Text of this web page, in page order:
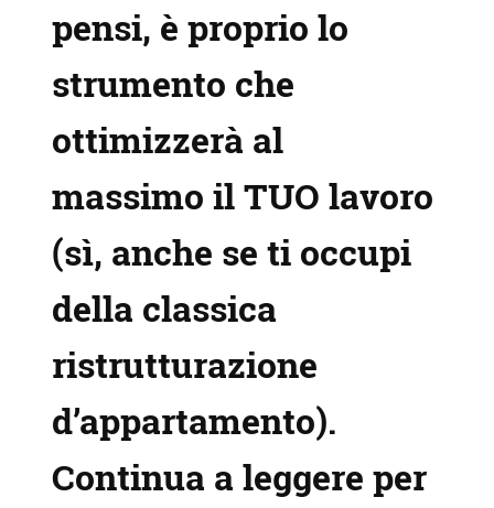
pensi, è proprio lo
strumento che
ottimizzerà al
massimo ilTUO lavoro
(sì, anche se ti occupi
della classica
ristrutturazione
d’appartamento).
Continua a leggere per